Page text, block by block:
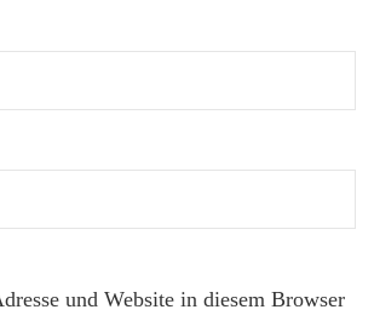
und Website in diesem Browser